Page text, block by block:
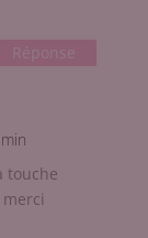
Réponse
touche